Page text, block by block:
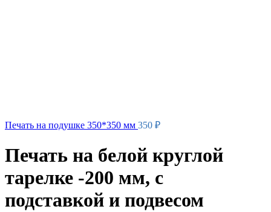
Печать на подушке 350*350 мм 350 ₽
Печать на белой круглой
тарелке -200 мм, с
подставкой и подвесом